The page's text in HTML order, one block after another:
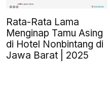
Rata-Rata Lama
Menginap Tamu Asing
di Hotel Nonbintang di
Jawa Barat | 2025